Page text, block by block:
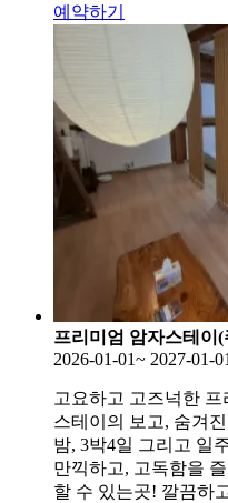
예약하기
프리미엄 암자스테이
2026-01-01~ 2027-01-01
고요하고 고즈넉한
스테이의 보고, 숨겨
밤, 3박4일 그리고 일
만끽하고, 고독함을
할 수 있는곳! 깔끔하